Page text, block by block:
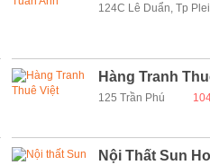
124C Lê Duẩn, Tp
Hàng Tranh
125 Trần Phú
Nội Thất Sun